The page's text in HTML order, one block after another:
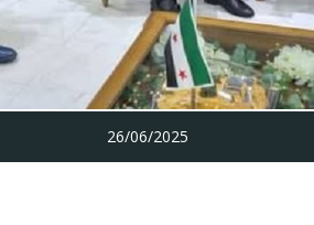
26/06/2025